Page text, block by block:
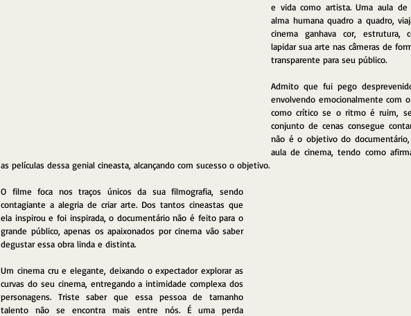
e vida como artista. Uma aula
alma humana quadro a quadro,
cinema ganhava cor, estrutura,
lapidar sua arte nas câmeras de
transparente para seu público.
Admito que fui pego
envolvendo emocionalmente com
como crítico se o ritmo é ruim,
conjunto de cenas consegue
não é o objetivo do
aula de cinema, tendo como
as películas dessa genial cineasta, alcançando com sucesso o objetivo.
O filme foca nos traços únicos da sua filmografia, sendo
contagiante a alegria de criar arte. Dos tantos cineastas que
ela inspirou e foi inspirada, o documentário não é feito para o
grande público, apenas os apaixonados por cinema vão saber
degustar essa obra linda e distinta.
Um cinema cru e elegante, deixando o expectador explorar as
curvas do seu cinema, entregando a intimidade complexa dos
personagens. Triste saber que essa pessoa de tamanho
talento não se encontra mais entre nós. É uma perda